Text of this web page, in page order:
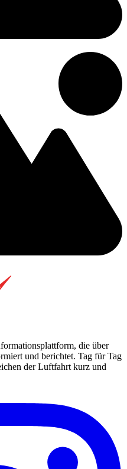
die über
und berichtet. Tag für Tag
der Luftfahrt kurz und